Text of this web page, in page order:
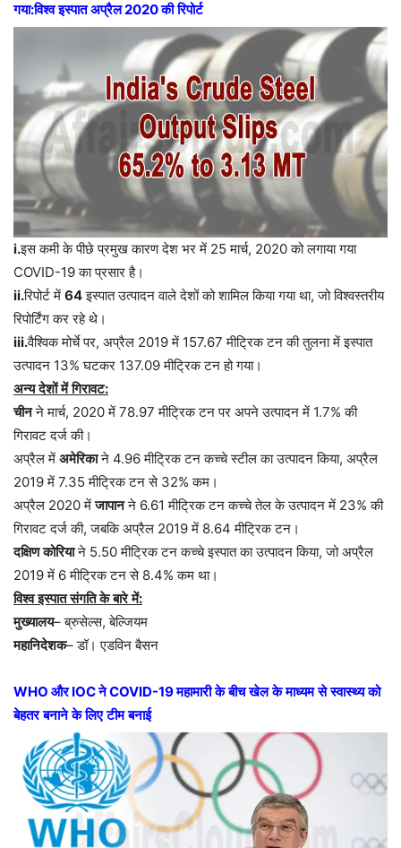
गया:विश्व इस्पात अप्रैल2020की रिपोर्ट
i.इस कमी के पीछे प्रमुख कारण देश भर में 25 मार्च, 2020 को लगाया गया
COVID-19 का प्रसार है।
ii.रिपोर्ट में 64 इस्पात उत्पादन वाले देशों को शामिल किया गया था,जो विश्वस्तरीय
रिपोर्टिंग कर रहे थे।
iii.वैश्विक मोर्चे पर, अप्रैल 2019में 157.67मीट्रिक टन की तुलना में इस्पात
उत्पादन 13%घटकर 137.09मीट्रिक टन हो गया।
अन्य देशों में गिरावट:
चीन ने मार्च, 2020में 78.97मीट्रिक टन पर अपने उत्पादन में 1.7%की
गिरावट दर्ज की।
अप्रैल में अमेरिका ने 4.96मीट्रिक टन कच्चे स्टील का उत्पादन किया, अप्रैल
2019में 7.35मीट्रिक टन से32%कम।
अप्रैल 2020में जापान ने 6.61मीट्रिक टन कच्चे तेल के उत्पादन में 23%की
गिरावट दर्ज की,जबकि अप्रैल 2019में 8.64मीट्रिक टन।
दक्षिण कोरिया ने 5.50मीट्रिक टन कच्चे इस्पात का उत्पादन किया,जो अप्रैल
2019में 6मीट्रिक टन से8.4%कम था।
विश्व इस्पात संगति के बारे में:
मुख्यालय–ब्रुसेल्स,बेल्जियम
महानिदेशक–डॉ। एडविन बैसन
WHO औरIOCनेCOVID-19महामारी के बीच खेल के माध्यम से स्वास्थ्य को
बेहतर बनाने के लिए टीम बनाई